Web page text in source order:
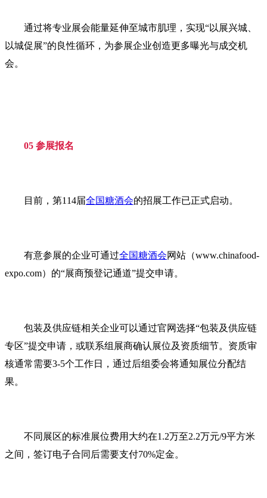
通过将专业展会能量延伸至城市肌理，实现“以展兴城、
以城促展”的良性循环，为参展企业创造更多曝光与成交机
会。
05 参展报名
目前，第114届全国糖酒会的招展工作已正式启动。
有意参展的企业可通过全国糖酒会网站（www.chinafood-
expo.com）的“展商预登记通道”提交申请。
包装及供应链相关企业可以通过官网选择“包装及供应链
专区”提交申请，或联系组展商确认展位及资质细节。资质审
核通常需要3-5个工作日，通过后组委会将通知展位分配结
果。
不同展区的标准展位费用大约在1.2万至2.2万元/9平方米
之间，签订电子合同后需要支付70%定金。